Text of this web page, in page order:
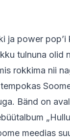
ja power pop’i
tulnuna olid
rokkima nii
Bänd on
meedias